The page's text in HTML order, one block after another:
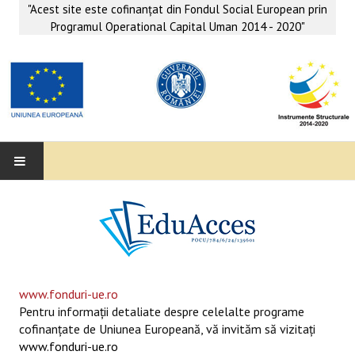
"Acest site este cofinanţat din Fondul Social European prin
Programul Operational Capital Uman 2014 - 2020"
SUPORT EDUCAȚIONAL MATEMATICĂ- INFORMATICĂ
SERVICII PSIHO-SOCIALE
www.fonduri-ue.ro
Pentru informaţii detaliate despre celelalte programe
cofinanţate de Uniunea Europeană, vă invităm să vizitaţi
www.fonduri-ue.ro